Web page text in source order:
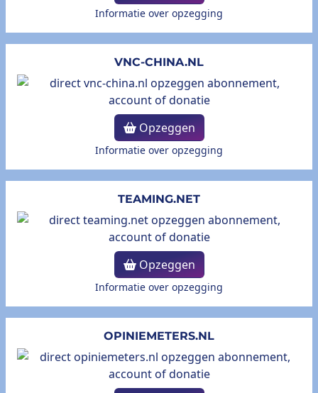
Informatie over opzegging
VNC-CHINA.NL
Opzeggen
Informatie over opzegging
TEAMING.NET
Opzeggen
Informatie over opzegging
OPINIEMETERS.NL